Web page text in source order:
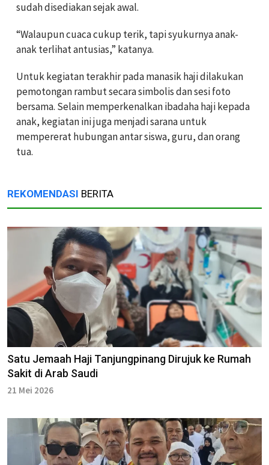
sudah disediakan sejak awal.
“Walaupun cuaca cukup terik, tapi syukurnya anak-
anak terlihat antusias,” katanya.
Untuk kegiatan terakhir pada manasik haji dilakukan
pemotongan rambut secara simbolis dan sesi foto
bersama. Selain memperkenalkan ibadaha haji kepada
anak, kegiatan ini juga menjadi sarana untuk
mempererat hubungan antar siswa, guru, dan orang
tua.
REKOMENDASI BERITA
Satu Jemaah Haji Tanjungpinang Dirujuk ke Rumah
Sakit di Arab Saudi
21 Mei 2026